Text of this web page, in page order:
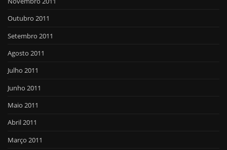
Outubro 2011
Setembro 2011
Agosto 2011
Julho 2011
Junho 2011
Maio 2011
Abril 2011
Março 2011